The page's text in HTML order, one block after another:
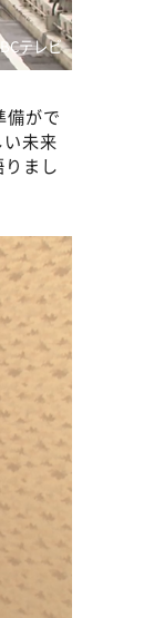
テレビ
備がで
未来
まし